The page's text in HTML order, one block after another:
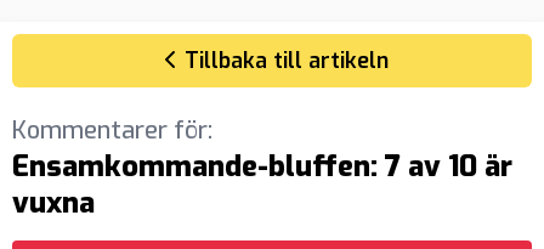
Tillbaka till artikeln
Kommentarer för:
Ensamkommande-bluffen: 7 av 10 är
vuxna